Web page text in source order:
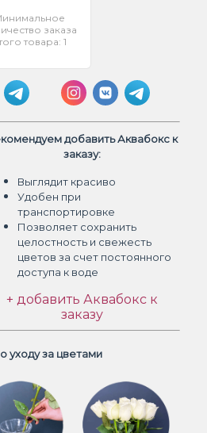
заказа
товара: 1
добавить Аквабокс к
заказу:
Выглядит красиво
Удобен при
транспортировке
Позволяет сохранить
целостность и свежесть
цветов за счет постоянного
доступа к воде
+ добавить Аквабокс к
заказу
уходу за цветами